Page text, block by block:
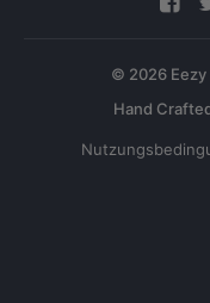
© 2026 Eezy